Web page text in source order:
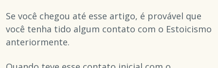
Se você chegou até esse artigo, é provável que
você tenha tido algum contato com o Estoicismo
anteriormente.